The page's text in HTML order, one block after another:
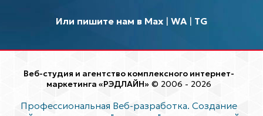
Или пишите нам в Max| WA| TG
Веб-студия и агентство комплексного интернет-
маркетинга «РЭДЛАЙН» © 2006 - 2026
Профессиональная Веб-разработка. Создание